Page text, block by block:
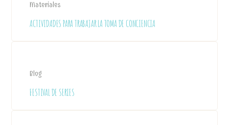
Materiales
ACTIVIDADES PARA TRABAJAR LA TOMA DE CONCIENCIA
Blog
FESTIVAL DE SERIES